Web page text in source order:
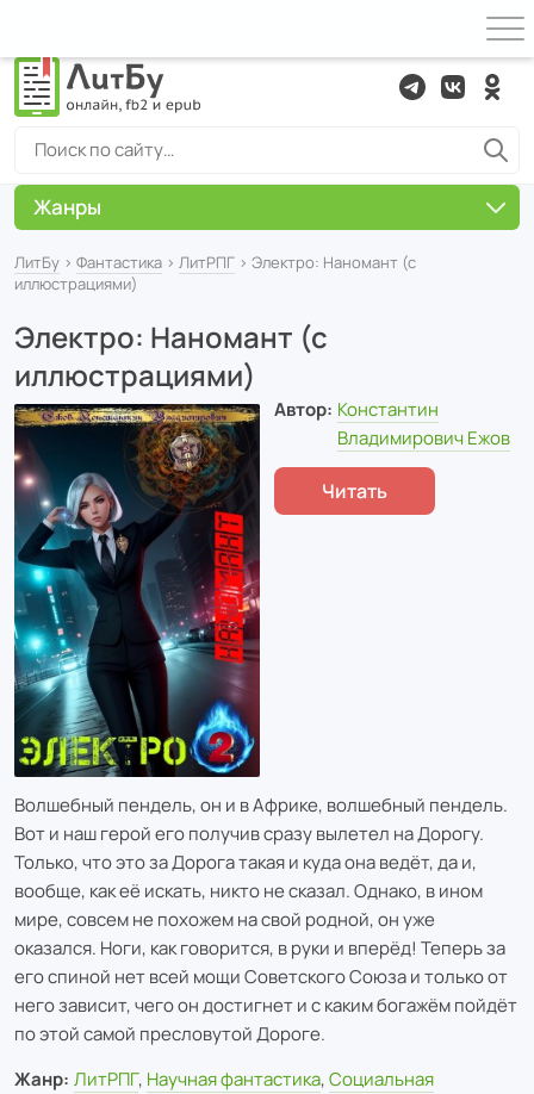
ЛитБу › Фантастика › ЛитРПГ › Электро: Наномант (с
иллюстрациями)
Электро: Наномант (с
иллюстрациями)
Автор: Константин
Владимирович Ежов
Читать
Волшебный пендель, он и в Африке, волшебный пендель.
Вот и наш герой его получив сразу вылетел на Дорогу.
Только, что это за Дорога такая и куда она ведёт, да и,
вообще, как её искать, никто не сказал. Однако, в ином
мире, совсем не похожем на свой родной, он уже
оказался. Ноги, как говорится, в руки и вперёд! Теперь за
его спиной нет всей мощи Советского Союза и только от
него зависит, чего он достигнет и с каким богажём пойдёт
по этой самой пресловутой Дороге.
Жанр: ЛитРПГ, Научная фантастика,Социальная
Жанры